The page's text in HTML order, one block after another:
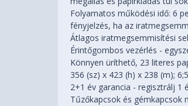
Folyamatos működési idő: 6
fényjelzés, ha az
Átlagos iratmegsemmisítési
Érintőgombos vezérlés -
Könnyen üríthető, 23 literes
356 (sz) x 423 (h) x 238 (m);
2+1 év garancia - regisztrálj 1
Tűzőkapcsok és gémkapcsok